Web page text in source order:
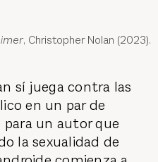
, Christopher Nolan (2023).
sí juega contra las
en un par de
un autor que
la sexualidad de